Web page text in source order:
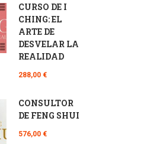
CURSO DE I
CHING: EL
ARTE DE
DESVELAR LA
REALIDAD
288,00 €
CONSULTOR
DE FENG SHUI
576,00 €